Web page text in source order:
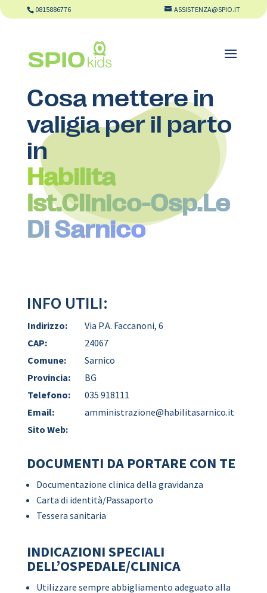
0815886776 ASSISTENZA@SPIO.IT
Cosa mettere in
valigia per il parto
in
Habilita
Ist.Clinico-Osp.Le
Di Sarnico
INFO UTILI:
Indirizzo:
Via P.A. Faccanoni, 6
CAP:
24067
Comune:
Sarnico
Provincia:
BG
Telefono:
035 918111
Email:
amministrazione@habilitasarnico.it
Sito Web:
DOCUMENTI DA PORTARE CON TE
Documentazione clinica della gravidanza
Carta di identità/Passaporto
Tessera sanitaria
INDICAZIONI SPECIALI
DELL’OSPEDALE/CLINICA
Utilizzare sempre abbigliamento adeguato alla